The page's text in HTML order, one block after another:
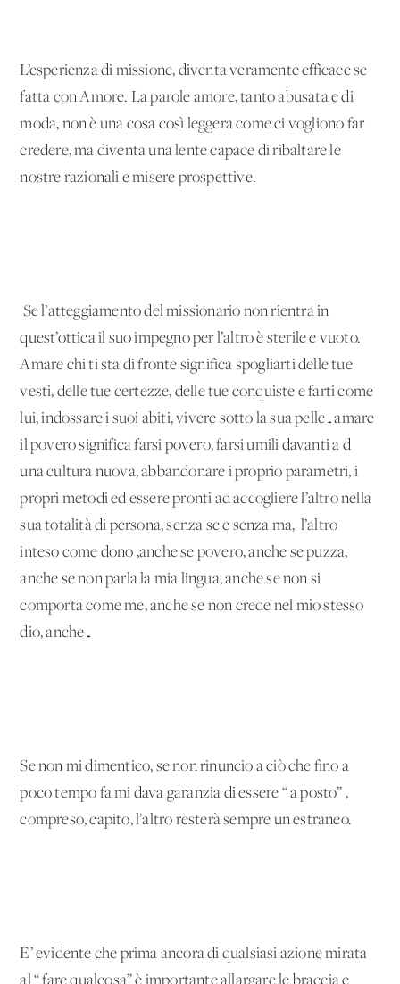
L’esperienza di missione, diventa veramente efficace se
fatta con Amore. La parole amore, tanto abusata e di
moda, non è una cosa così leggera come ci vogliono far
credere, ma diventa una lente capace di ribaltare le
nostre razionali e misere prospettive.
Se l’atteggiamento del missionario non rientra in
quest’ottica il suo impegno per l’altro è sterile e vuoto.
Amare chi ti sta di fronte significa spogliarti delle tue
vesti, delle tue certezze, delle tue conquiste e farti come
lui, indossare i suoi abiti, vivere sotto la sua pelle…amare
il povero significa farsi povero, farsi umili davanti a d
una cultura nuova, abbandonare i proprio parametri, i
propri metodi ed essere pronti ad accogliere l’altro nella
sua totalità di persona, senza se e senza ma, l’altro
inteso come dono ,anche se povero, anche se puzza,
anche se non parla la mia lingua, anche se non si
comporta come me, anche se non crede nel mio stesso
dio, anche…
Se non mi dimentico, se non rinuncio a ciò che fino a
poco tempo fa mi dava garanzia di essere “ a posto” ,
compreso, capito, l’altro resterà sempre un estraneo.
E’ evidente che prima ancora di qualsiasi azione mirata
al “ fare qualcosa” è importante allargare le braccia e